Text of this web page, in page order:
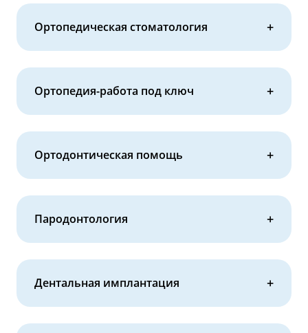
Ортопедическая стоматология
Ортопедия-работа под ключ
Ортодонтическая помощь
Пародонтология
Дентальная имплантация